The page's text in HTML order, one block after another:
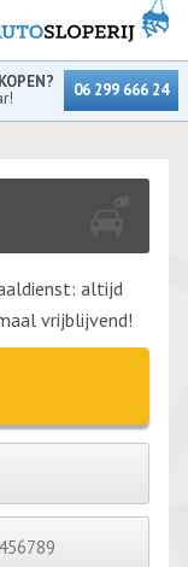
06 299 666 24
altijd
vrijblijvend!